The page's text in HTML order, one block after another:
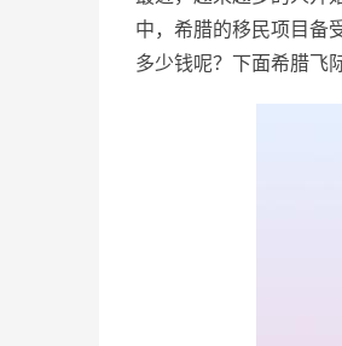
中，希腊的移民项目备
多少钱呢？下面希腊飞